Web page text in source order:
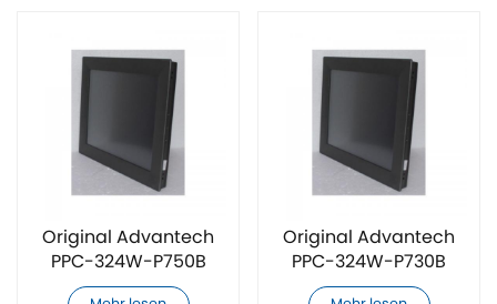
Original Advantech
PPC-324W-P750B
Touchscreen
Original Advantech
PPC-324W-P730B
Touchscreen